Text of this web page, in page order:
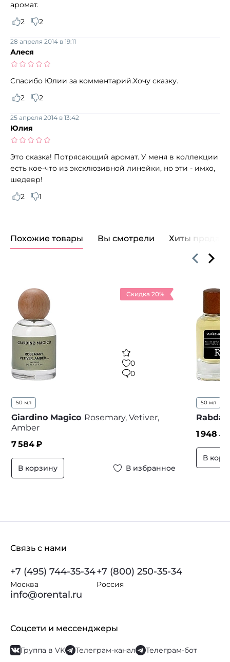
аромат.
2
2
Алеся
28 апреля 2014 в 19:11
Спасибо Юлии за комментарий.Хочу сказку.
2
2
Юлия
25 апреля 2014 в 13:42
Это сказка! Потрясающий аромат. У меня в коллекции
есть кое-что из эксклюзивной линейки, но эти - имхо,
шедевр!
2
1
Похожие товары Вы смотрели Хиты продаж
Скидка 20%
0
0
50 мл
Giardino Magico Rosemary, Vetiver,
Amber
7 584₽
В корзину В избранное
50 мл
Rabdan
1 948 ₽
В
Связь с нами
+7 (495) 744-35-34
Москва
+7 (800) 250-35-34
Россия
info@orental.ru
Соцсети и мессенджеры
Группа в VK Телеграм-канал Телеграм-бот